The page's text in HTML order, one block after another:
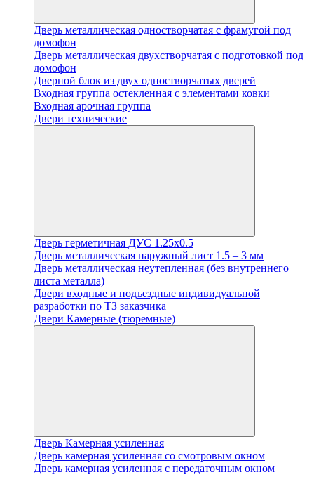
Дверь металлическая одностворчатая с фрамугой под
домофон
Дверь металлическая двухстворчатая с подготовкой под
домофон
Дверной блок из двух одностворчатых дверей
Входная группа остекленная с элементами ковки
Входная арочная группа
Двери технические
Дверь герметичная ДУС 1.25х0.5
Дверь металлическая наружный лист 1.5 – 3 мм
Дверь металлическая неутепленная (без внутреннего
листа металла)
Двери входные и подъездные индивидуальной
разработки по ТЗ заказчика
Двери Камерные (тюремные)
Дверь Камерная усиленная
Дверь камерная усиленная со смотровым окном
Дверь камерная усиленная с передаточным окном